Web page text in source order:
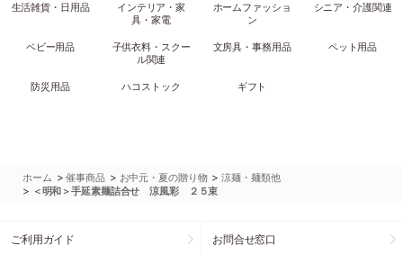
生活雑貨・日用品
インテリア・家
具・家電
ホームファッショ
ン
シニア・介護関連
ベビー用品
子供衣料・スクー
ル関連
文房具・事務用品 ペット用品
防災用品 ハコストック ギフト
ホーム >催事商品 > お中元・夏の贈り物 >涼麺・麺類他
> ＜明和＞手延素麺詰合せ 涼風彩 ２５束
ご利用ガイド お問合せ窓口